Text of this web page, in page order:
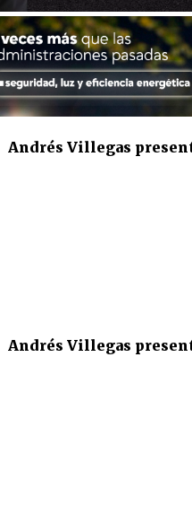
Andrés Villegas
Andrés Villegas